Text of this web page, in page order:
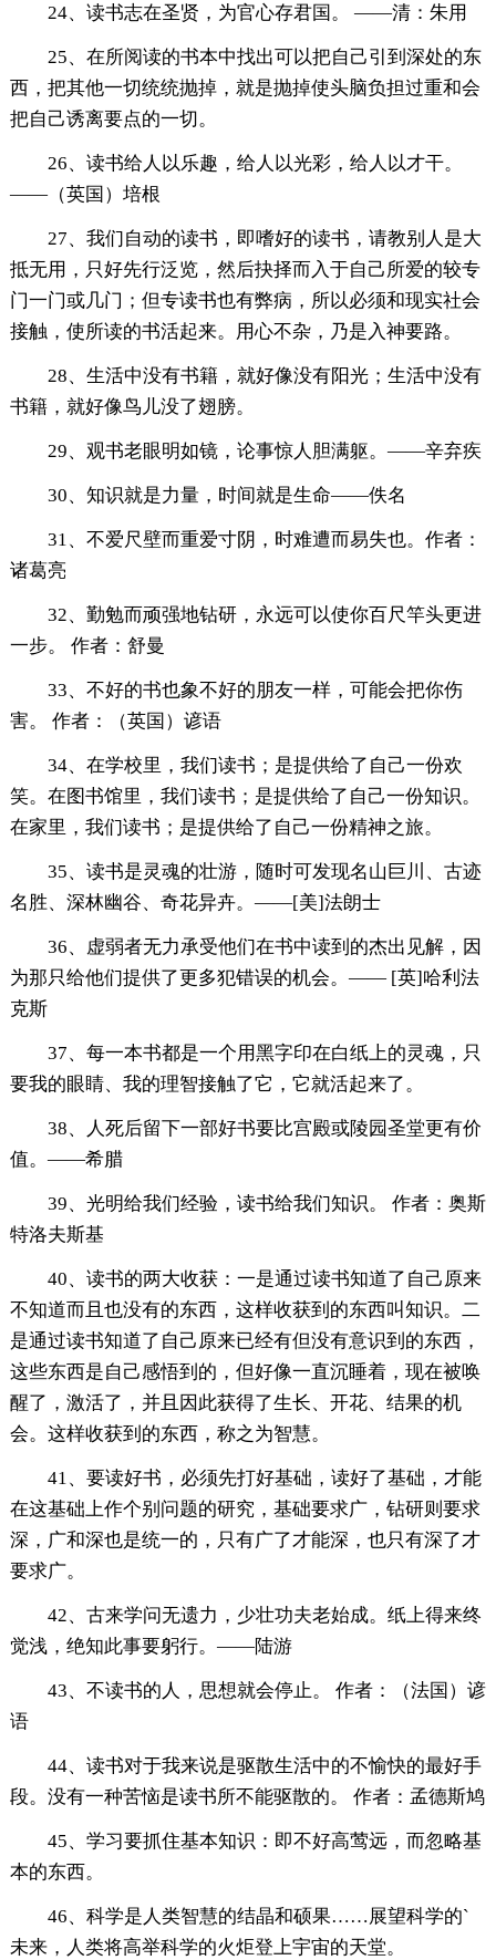
24、读书志在圣贤，为官心存君国。 ——清：朱用
25、在所阅读的书本中找出可以把自己引到深处的东
西，把其他一切统统抛掉，就是抛掉使头脑负担过重和会
把自己诱离要点的一切。
26、读书给人以乐趣，给人以光彩，给人以才干。
——（英国）培根
27、我们自动的读书，即嗜好的读书，请教别人是大
抵无用，只好先行泛览，然后抉择而入于自己所爱的较专
门一门或几门；但专读书也有弊病，所以必须和现实社会
接触，使所读的书活起来。用心不杂，乃是入神要路。
28、生活中没有书籍，就好像没有阳光；生活中没有
书籍，就好像鸟儿没了翅膀。
29、观书老眼明如镜，论事惊人胆满躯。——辛弃疾
30、知识就是力量，时间就是生命——佚名
31、不爱尺壁而重爱寸阴，时难遭而易失也。作者：
诸葛亮
32、勤勉而顽强地钻研，永远可以使你百尺竿头更进
一步。 作者：舒曼
33、不好的书也象不好的朋友一样，可能会把你伤
害。 作者：（英国）谚语
34、在学校里，我们读书；是提供给了自己一份欢
笑。在图书馆里，我们读书；是提供给了自己一份知识。
在家里，我们读书；是提供给了自己一份精神之旅。
35、读书是灵魂的壮游，随时可发现名山巨川、古迹
名胜、深林幽谷、奇花异卉。——[美]法朗士
36、虚弱者无力承受他们在书中读到的杰出见解，因
为那只给他们提供了更多犯错误的机会。—— [英]哈利法
克斯
37、每一本书都是一个用黑字印在白纸上的灵魂，只
要我的眼睛、我的理智接触了它，它就活起来了。
38、人死后留下一部好书要比宫殿或陵园圣堂更有价
值。——希腊
39、光明给我们经验，读书给我们知识。 作者：奥斯
特洛夫斯基
40、读书的两大收获：一是通过读书知道了自己原来
不知道而且也没有的东西，这样收获到的东西叫知识。二
是通过读书知道了自己原来已经有但没有意识到的东西，
这些东西是自己感悟到的，但好像一直沉睡着，现在被唤
醒了，激活了，并且因此获得了生长、开花、结果的机
会。这样收获到的东西，称之为智慧。
41、要读好书，必须先打好基础，读好了基础，才能
在这基础上作个别问题的研究，基础要求广，钻研则要求
深，广和深也是统一的，只有广了才能深，也只有深了才
要求广。
42、古来学问无遗力，少壮功夫老始成。纸上得来终
觉浅，绝知此事要躬行。——陆游
43、不读书的人，思想就会停止。 作者：（法国）谚
语
44、读书对于我来说是驱散生活中的不愉快的最好手
段。没有一种苦恼是读书所不能驱散的。 作者：孟德斯鸠
45、学习要抓住基本知识：即不好高莺远，而忽略基
本的东西。
46、科学是人类智慧的结晶和硕果……展望科学的`
未来，人类将高举科学的火炬登上宇宙的天堂。